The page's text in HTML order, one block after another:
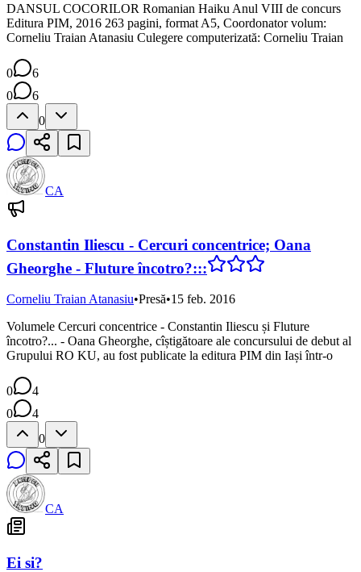
DANSUL COCORILOR Romanian Haiku Anul VIII de concurs
Editura PIM, 2016 263 pagini, format A5, Coordonator volum:
Corneliu Traian Atanasiu Culegere computerizată: Corneliu Traian
0
6
0
6
0
CA
Constantin Iliescu - Cercuri concentrice; Oana
Gheorghe - Fluture încotro?:::
Corneliu Traian Atanasiu•Presă•15 feb. 2016
Volumele Cercuri concentrice - Constantin Iliescu și Fluture
încotro?... - Oana Gheorghe, cîștigătoare ale concursului de debut al
Grupului RO KU, au fost publicate la editura PIM din Iași într-o
0
4
0
4
0
CA
Ei si?